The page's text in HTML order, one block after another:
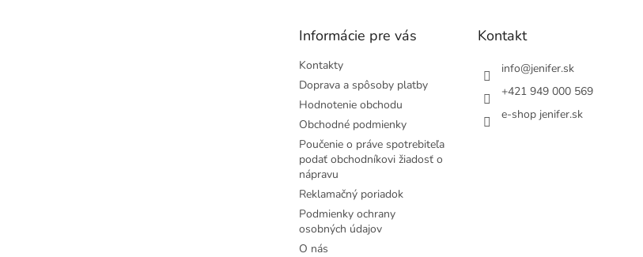
Informácie pre vás
Kontakty
Doprava a spôsoby platby
Hodnotenie obchodu
Obchodné podmienky
Poučenie o práve spotrebiteľa
podať obchodníkovi žiadosť o
nápravu
Reklamačný poriadok
Podmienky ochrany
osobných údajov
O nás
Kontakt
info@jenifer.sk
+421 949 000 569
e-shop jenifer.sk